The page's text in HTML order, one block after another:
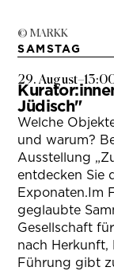
© MARKK
SAMSTAG
29. August–
Jüdisch"
Welche
und warum?
Ausstellung
entdecken Sie
Exponaten.Im
geglaubte
Gesellschaft
nach
Führung gibt